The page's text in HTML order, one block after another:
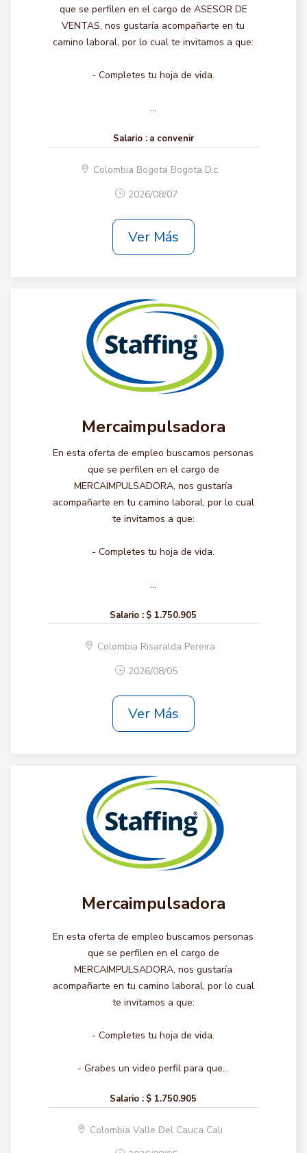
que se perfilen en el cargo de ASESOR DE
VENTAS, nos gustaría acompañarte en tu
camino laboral, por lo cual te invitamos a que:
- Completes tu hoja de vida.
...
Salario : a convenir
Colombia Bogota Bogota D.c.
2026/08/07
Ver Más
Mercaimpulsadora
En esta oferta de empleo buscamos personas
que se perfilen en el cargo de
MERCAIMPULSADORA, nos gustaría
acompañarte en tu camino laboral, por lo cual
te invitamos a que:
- Completes tu hoja de vida.
...
Salario : $ 1.750.905
Colombia Risaralda Pereira
2026/08/05
Ver Más
Mercaimpulsadora
En esta oferta de empleo buscamos personas
que se perfilen en el cargo de
MERCAIMPULSADORA, nos gustaría
acompañarte en tu camino laboral, por lo cual
te invitamos a que:
- Completes tu hoja de vida.
- Grabes un video perfil para que...
Salario : $ 1.750.905
Colombia Valle Del Cauca Cali